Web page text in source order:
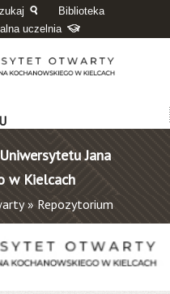
Biblioteka
uczelnia
Jana
w Kielcach
» Repozytorium